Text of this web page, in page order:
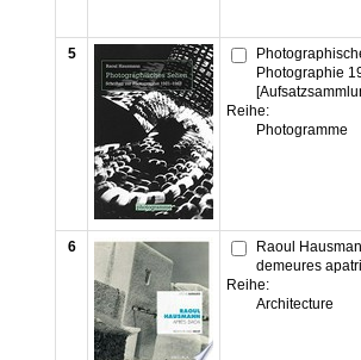
5
Photographie
Reihe:
Photogramme
6
Raoul
demeures
Reihe:
Architecture